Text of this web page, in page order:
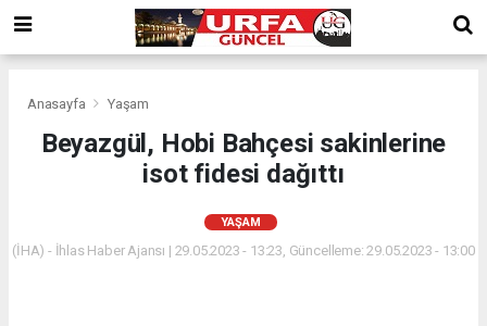
Anasayfa Yaşam
Beyazgül, Hobi Bahçesi sakinlerine
isot fidesi dağıttı
YAŞAM
(İHA) - İhlas Haber Ajansı | 29.05.2023 - 13:23, Güncelleme: 29.05.2023 - 13:00